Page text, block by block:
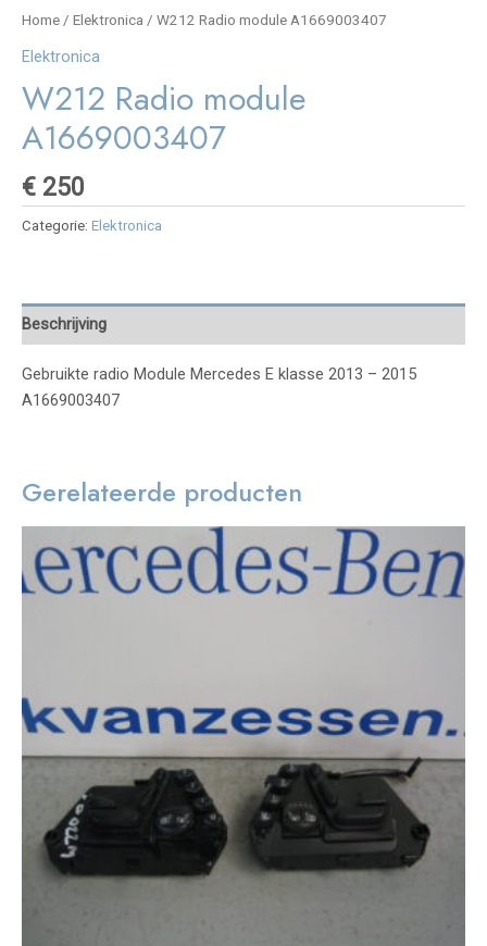
Home / Elektronica / W212 Radio module A1669003407
Elektronica
W212 Radio module
A1669003407
€ 250
Categorie: Elektronica
Beschrijving
Gebruikte radio Module Mercedes E klasse 2013 – 2015
A1669003407
Gerelateerde producten